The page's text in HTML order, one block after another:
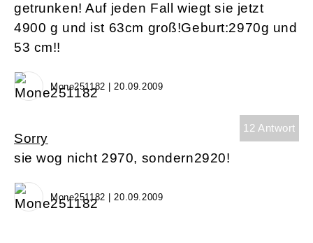
getrunken! Auf jeden Fall wiegt sie jetzt
4900 g und ist 63cm groß!Geburt:2970g und
53 cm!!
Mone251182 | 20.09.2009
12 Antwort
Sorry
sie wog nicht 2970, sondern2920!
Mone251182 | 20.09.2009